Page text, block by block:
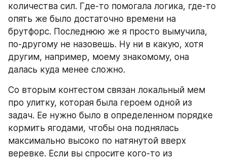
количества сил. Где-то помогала логика, где-то
опять же было достаточно времени на
брутфорс. Последнюю же я просто вымучила,
по-другому не назовешь. Ну ни в какую, хотя
другим, например, моему знакомому, она
далась куда менее сложно.
Со вторым контестом связан локальный мем
про улитку, которая была героем одной из
задач. Ее нужно было в определенном порядке
кормить ягодами, чтобы она поднялась
максимально высоко по натянутой вверх
веревке. Если вы спросите кого-то из